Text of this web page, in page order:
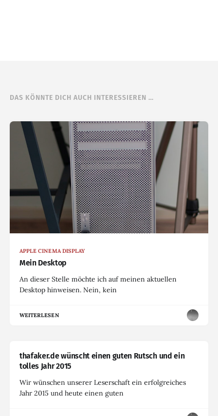
DAS KÖNNTE DICH AUCH INTERESSIEREN …
APPLE CINEMA DISPLAY
Mein Desktop
An dieser Stelle möchte ich auf meinen aktuellen
Desktop hinweisen. Nein, kein
WEITERLESEN
thafaker.de wünscht einen guten Rutsch und ein
tolles Jahr 2015
Wir wünschen unserer Leserschaft ein erfolgreiches
Jahr 2015 und heute einen guten